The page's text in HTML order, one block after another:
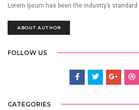
Lorem Ipsum has been the industry’s standard.
ABOUT AUTHOR
FOLLOW US
CATEGORIES